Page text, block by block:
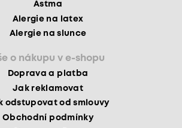
Astma
Alergie na latex
Alergie na slunce
o nákupu v e-shopu
Doprava a platba
Jak reklamovat
odstupovat od smlouvy
Obchodní podmínky